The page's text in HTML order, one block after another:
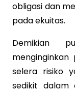
obligasi dan
pada ekuitas.
Demikian
selera risiko
sedikit dalam